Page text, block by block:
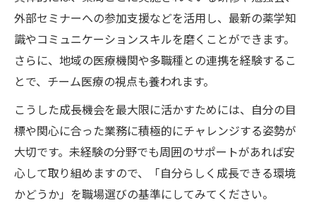
外部セミナーへの参加支援などを活用し、最新の薬学知
識やコミュニケーションスキルを磨くことができます。
さらに、地域の医療機関や多職種との連携を経験するこ
とで、チーム医療の視点も養われます。
こうした成長機会を最大限に活かすためには、自分の目
標や関心に合った業務に積極的にチャレンジする姿勢が
大切です。未経験の分野でも周囲のサポートがあれば安
心して取り組めますので、「自分らしく成長できる環境
かどうか」を職場選びの基準にしてみてください。